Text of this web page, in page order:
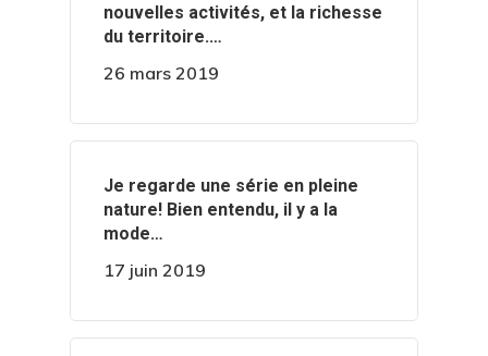
nouvelles activités, et la richesse
du territoire.…
26 mars 2019
‍️Je regarde une série en pleine
nature! Bien entendu, il y a la
mode…
17 juin 2019